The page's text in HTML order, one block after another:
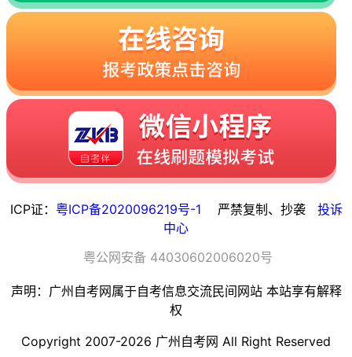
ICP证： 粤ICP备2020096219号-1 严禁复制、抄袭 投诉
中心
粤公网安备 44030602006020号
声明：广州自考网属于自考信息交流民间网站 本站享有解释
权
Copyright 2007-2026 广州自考网 All Right Reserved